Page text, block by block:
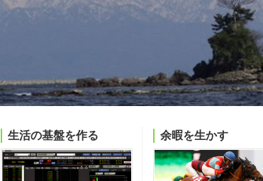
生活の基盤を作る 余暇を生かす